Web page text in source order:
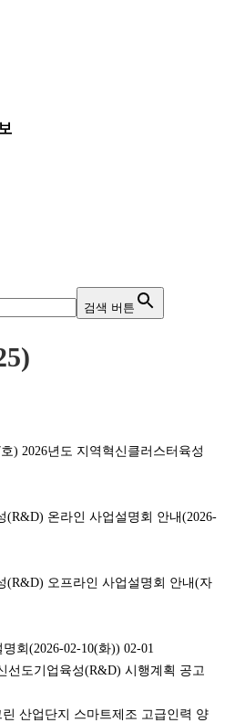
검색 버튼
) 2026년도 지역혁신클러스터육성
(R&D) 온라인 사업설명회 안내(2026-
(R&D) 오프라인 사업설명회 안내(자
회(2026-02-10(화)) 02-01
선도기업육성(R&D) 시행계획 공고
린 산업단지 스마트제조 고급인력 양